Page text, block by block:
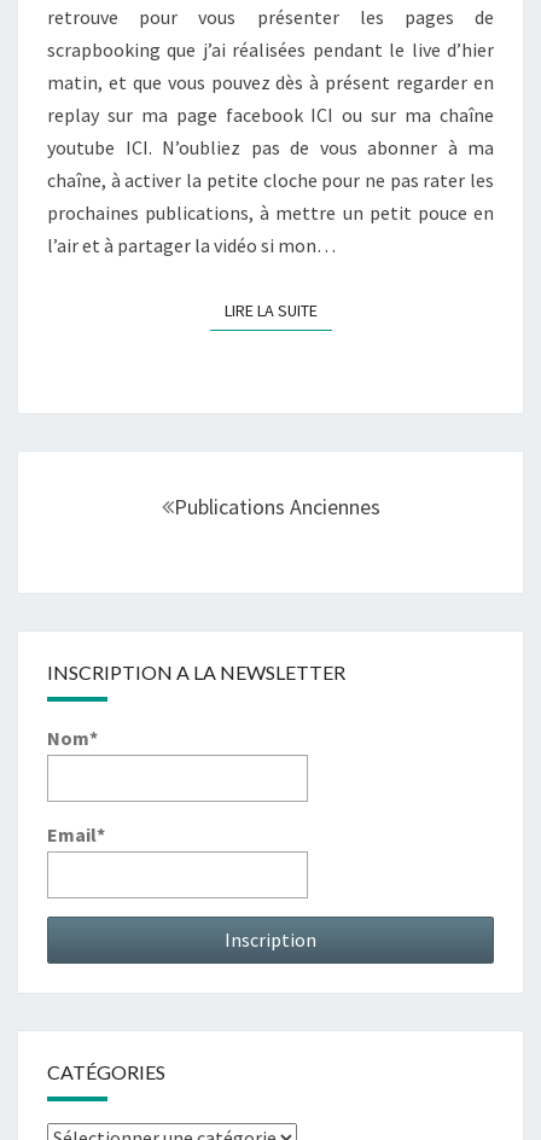
retrouve pour vous présenter les pages de
scrapbooking que j’ai réalisées pendant le live d’hier
matin, et que vous pouvez dès à présent regarder en
replay sur ma page facebook ICI ou sur ma chaîne
youtube ICI. N’oubliez pas de vous abonner à ma
chaîne, à activer la petite cloche pour ne pas rater les
prochaines publications, à mettre un petit pouce en
l’air et à partager la vidéo si mon…
LIRE LA SUITELIRE LA SUITE
articles
Publications Anciennes
INSCRIPTION A LA NEWSLETTER
Nom*
Email*
CATÉGORIES